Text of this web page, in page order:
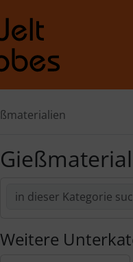
Weitere